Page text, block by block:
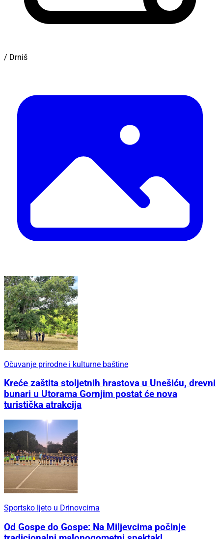
/ Drniš
Očuvanje prirodne i kulturne baštine
Kreće zaštita stoljetnih hrastova u Unešiću, drevni
bunari u Utorama Gornjim postat će nova
turistička atrakcija
Sportsko ljeto u Drinovcima
Od Gospe do Gospe: Na Miljevcima počinje